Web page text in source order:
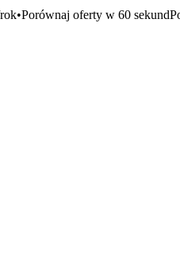
•Porównaj oferty w 60 sekund